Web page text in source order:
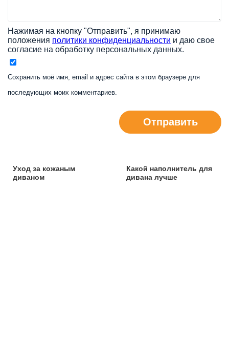
Нажимая на кнопку "Отправить", я принимаю
положения политики конфиденциальности и даю свое
согласие на обработку персональных данных.
Сохранить моё имя, email и адрес сайта в этом браузере для
последующих моих комментариев.
Отправить
Уход за кожаным
диваном
Какой наполнитель для
дивана лучше